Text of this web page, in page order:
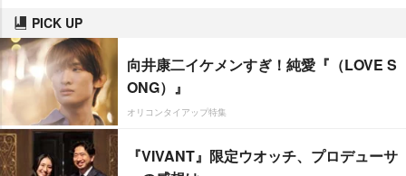
PICK UP
向井康二イケメンすぎ！純愛『（LOVE S
ONG）』
オリコンタイアップ特集
『VIVANT』限定ウオッチ、プロデューサ